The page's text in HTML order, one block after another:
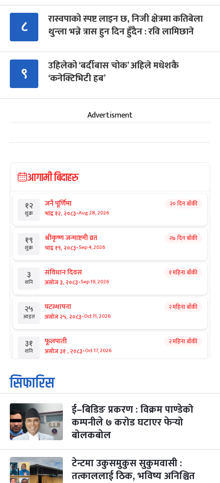
८
रास्वपाको स्पष्ट लाइन छ, निजी क्षेत्रमा कतिबेला
थुन्ला भन्ने त्रास हुन दिन हुँदैन : रवि लामिछाने
९
उहिलेको ‘बर्दीबास चोक’ अहिले मधेशकै
‘कनेक्टिभिटी हब’
Advertisment
आगामी बिदाहरु
१२
शुक्र
जनै पूर्णिमा
भाद्र १२, २०८३-Aug 28, 2026
२० दिन बाँकी
१९
शुक्र
श्रीकृष्ण जन्माष्टमी व्रत
भाद्र १९, २०८३-Sep 4, 2026
२७ दिन बाँकी
३
शनि
संविधान दिवस
असोज ३, २०८३-Sep 19, 2026
१ महिना बाँकी
२५
आइत
घटस्थापना
असोज २५, २०८३-Oct 11, 2026
२ महिना बाँकी
३१
शनि
फूलपाती
असोज ३१ , २०८३-Oct 17, 2026
२ महिना बाँकी
१
आइत
कार्तिक सङ्क्रान्ति
कार्तिक १, २०८३
३
मंगल
महानवमी
कार्तिक ३, २०८३-Oct 20, 2026
२ महिना बाँकी
४
पापा‌ङ्कुशा एकादशी व्रत २ महिना बाँकी
सिफारिस
ई–बिडिङ प्रकरण : विक्रम पाण्डेको
कम्पनीले ७ करोड घटाएर फेर्‍यो
बोलकबोल
टेन्टमा उकुसमुकुस सुकुमवासी :
तत्काललाई ठिक, भविष्य अनिश्चित